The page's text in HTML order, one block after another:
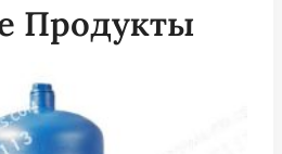
Продукты